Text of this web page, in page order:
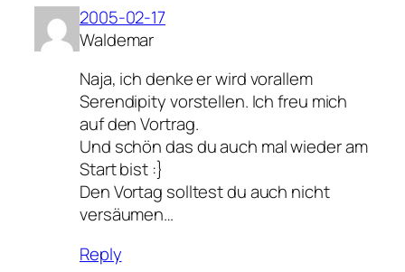
2005-02-17
Waldemar
Naja, ich denke er wird vorallem
Serendipity vorstellen. Ich freu mich
auf den Vortrag.
Und schön das du auch mal wieder am
Start bist :}
Den Vortag solltest du auch nicht
versäumen…
Reply